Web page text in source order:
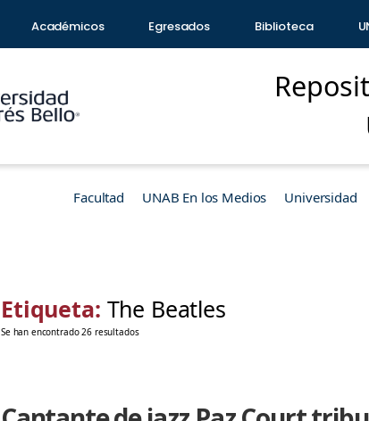
Académicos Egresados Biblioteca
Facultad UNAB En los Medios Universidad
Etiqueta: The Beatles
Se han encontrado 26 resultados